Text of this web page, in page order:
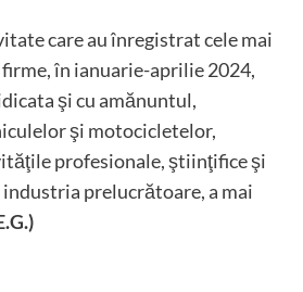
care au înregistrat cele mai
în ianuarie-aprilie 2024,
şi cu amănuntul,
şi motocicletelor,
profesionale, ştiinţifice şi
prelucrătoare, a mai